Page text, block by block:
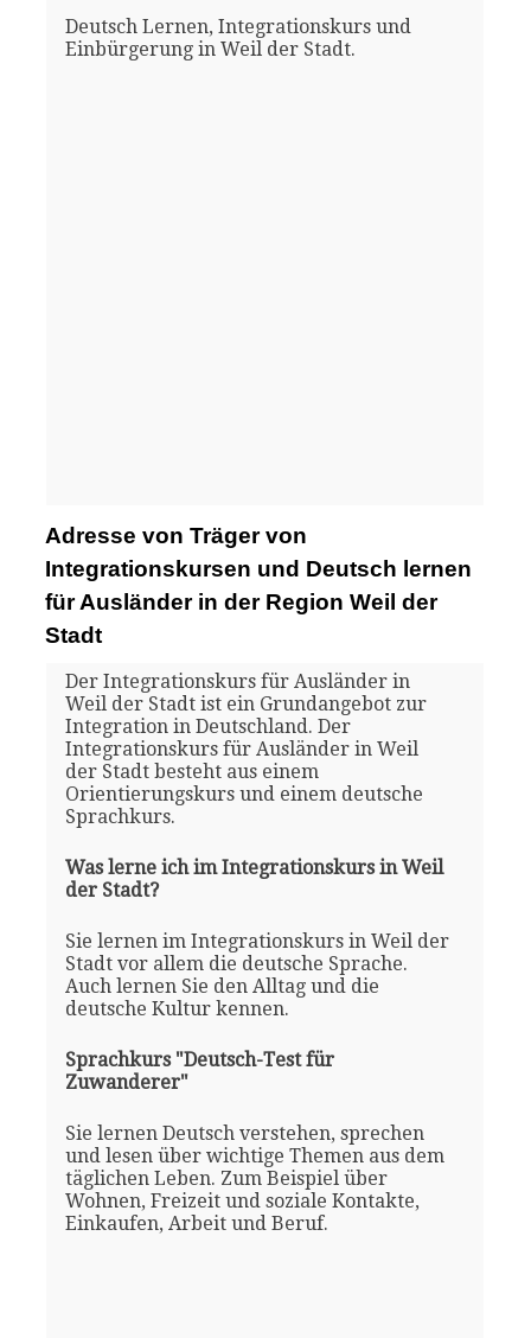
Deutsch Lernen, Integrationskurs und
Einbürgerung in Weil der Stadt.
Adresse von Träger von
Integrationskursen und Deutsch lernen
für Ausländer in der Region Weil der
Stadt
Der Integrationskurs für Ausländer in
Weil der Stadt ist ein Grundangebot zur
Integration in Deutschland. Der
Integrationskurs für Ausländer in Weil
der Stadt besteht aus einem
Orientierungskurs und einem deutsche
Sprachkurs.
Was lerne ich im Integrationskurs in Weil
der Stadt?
Sie lernen im Integrationskurs in Weil der
Stadt vor allem die deutsche Sprache.
Auch lernen Sie den Alltag und die
deutsche Kultur kennen.
Sprachkurs "Deutsch-Test für
Zuwanderer"
Sie lernen Deutsch verstehen, sprechen
und lesen über wichtige Themen aus dem
täglichen Leben. Zum Beispiel über
Wohnen, Freizeit und soziale Kontakte,
Einkaufen, Arbeit und Beruf.